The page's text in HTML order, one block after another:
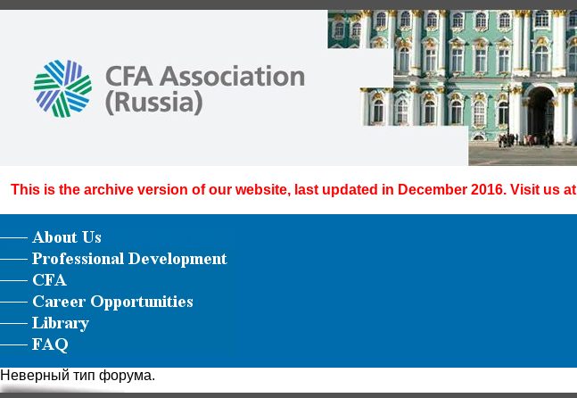
This is the archive version of our website, last updated in December 2016. Visit us at
Неверный тип форума.